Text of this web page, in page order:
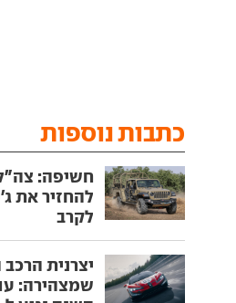
כתבות נוספות
חשיפה:
להחזיר את
לקרב
יצרנית
שמצהירה: